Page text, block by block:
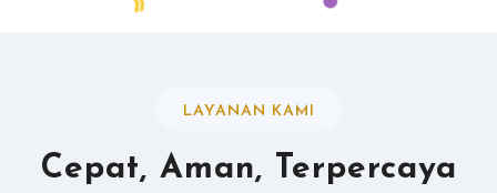
LAYANAN KAMI
Cepat, Aman, Terpercaya